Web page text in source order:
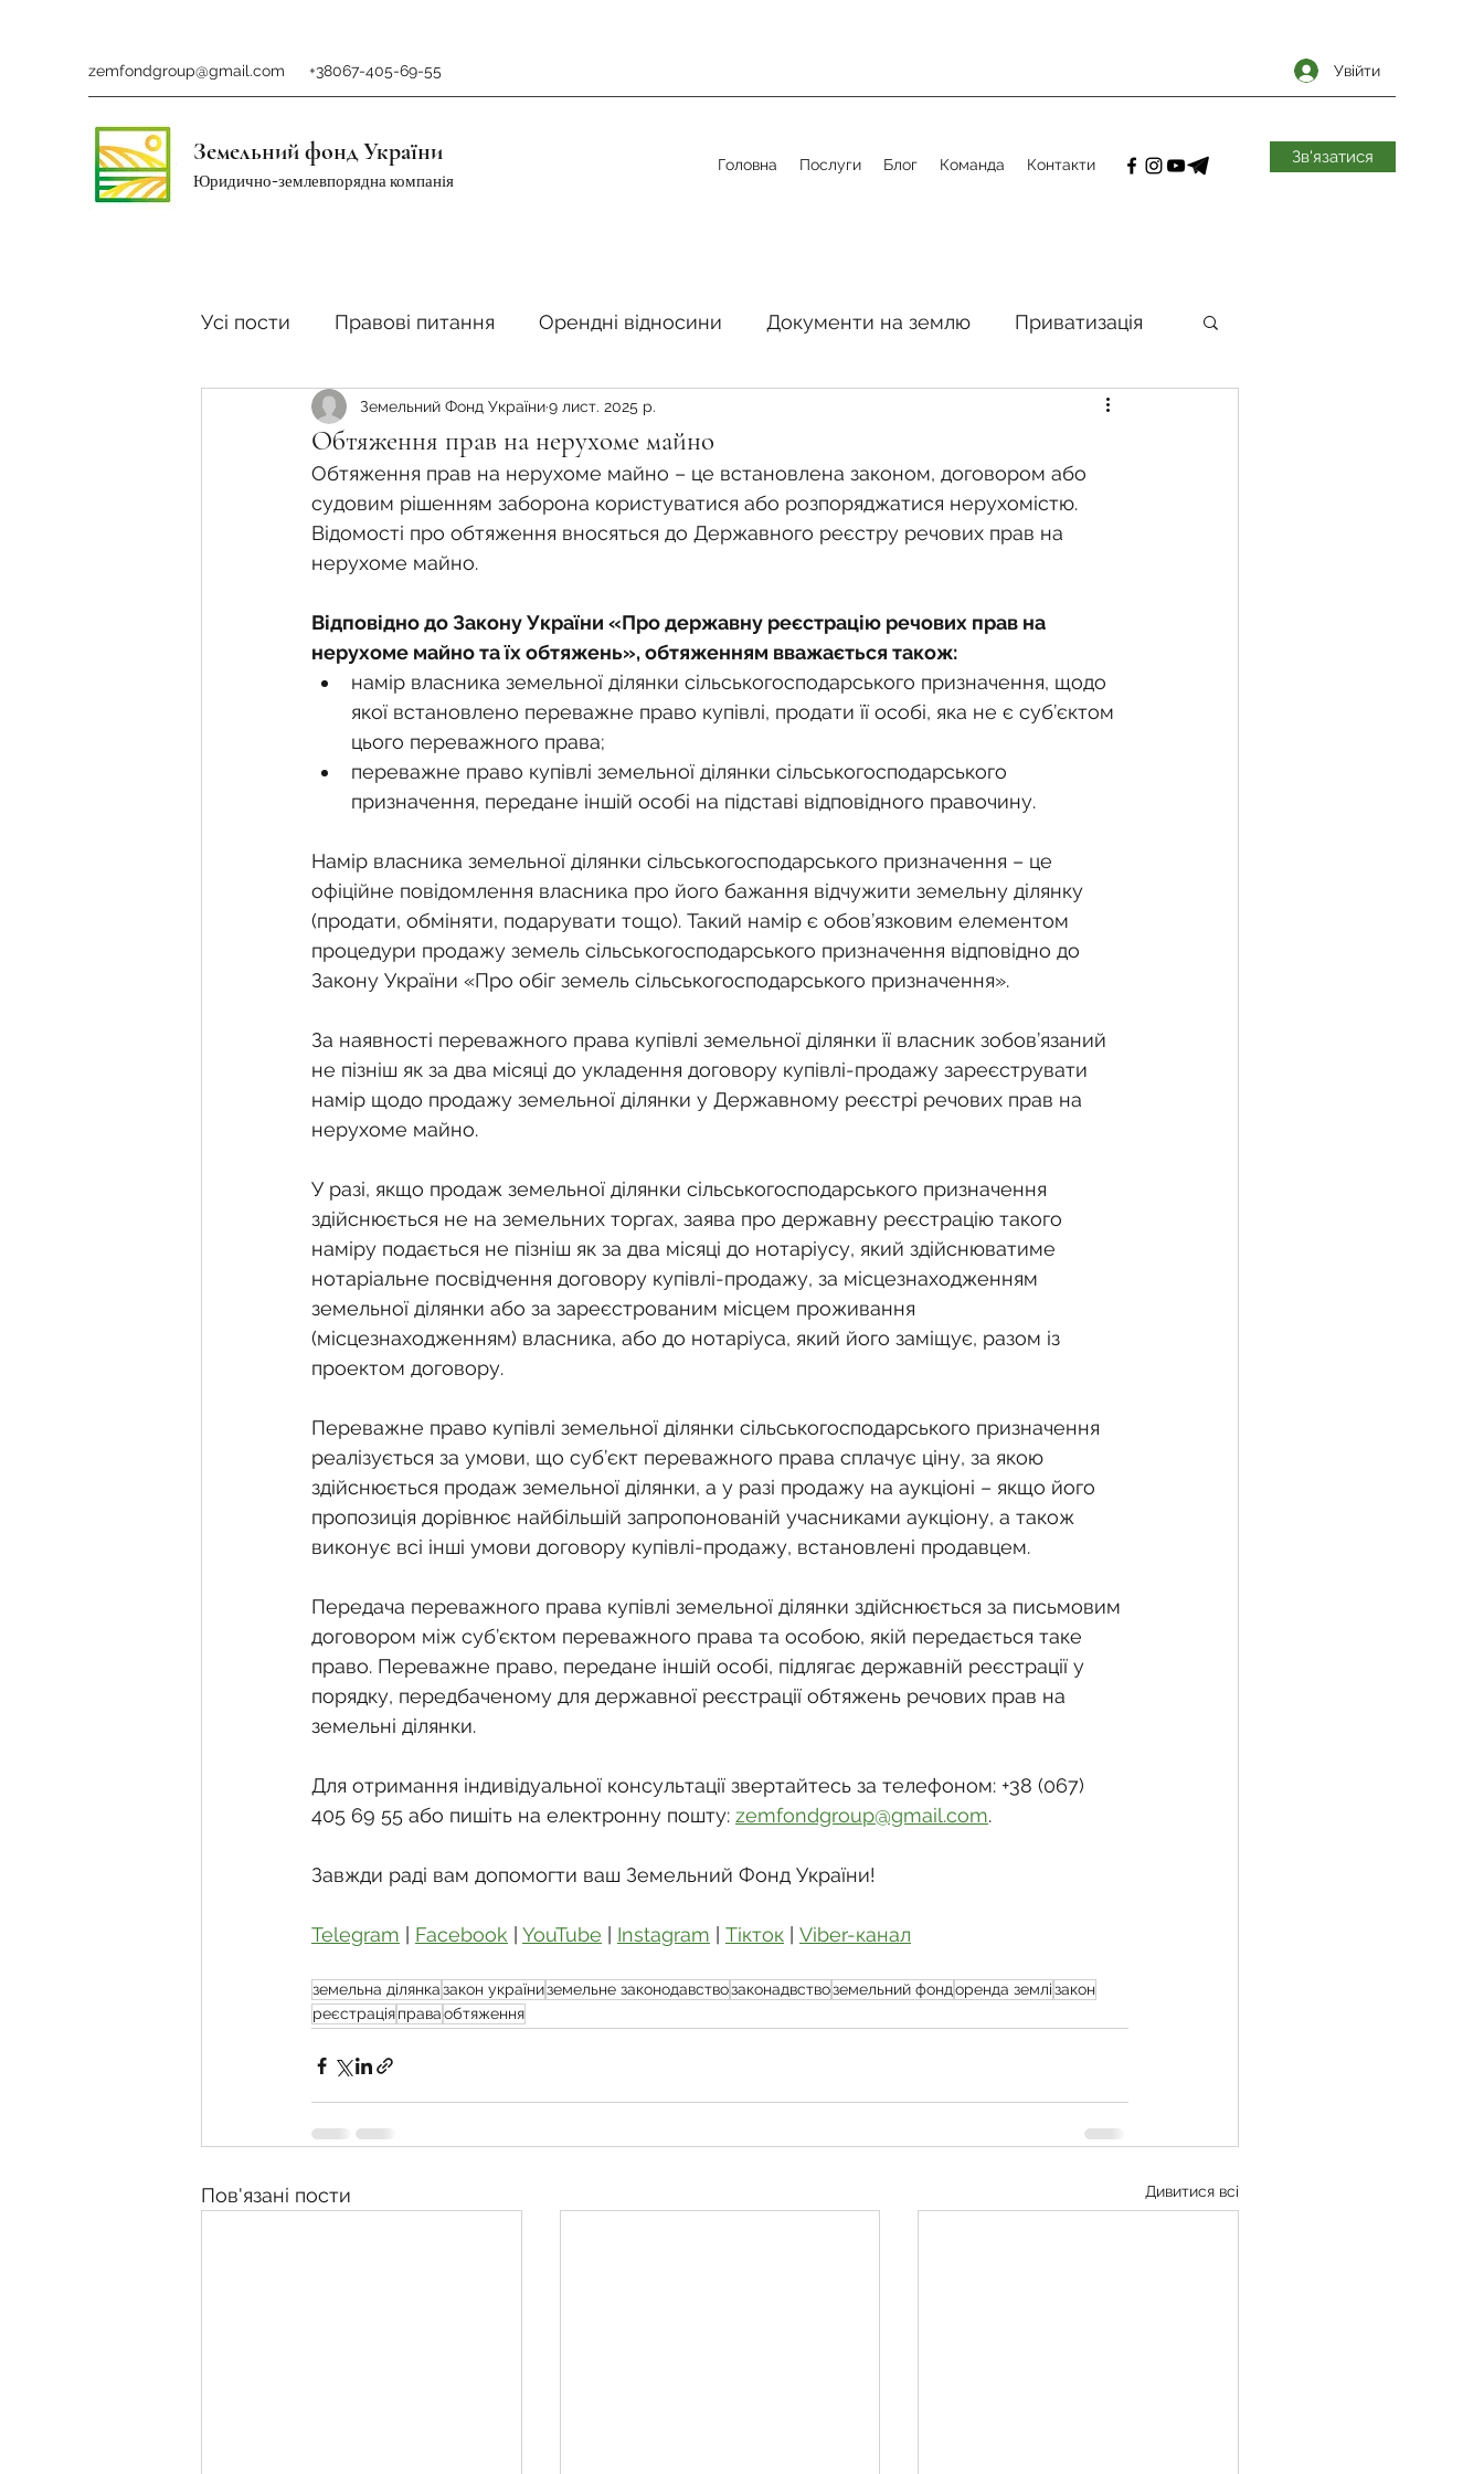
zemfondgroup@gmail.com +38067-405-69-55 Увійти
Земельний фонд України
Юридично-землевпорядна компанія
Головна Послуги Блог Команда Контакти Зв'язатися
Усі пости Правові питання Орендні відносини Документи на землю Приватизація
Ринок землі Податки стосовно земельної сфери Органи місцевого самоврядування
Фермерське господарство Спадкування земельної ділянки
Нормативно-грошова оцінка Суд Будівництво Встановлення меж земельної ділянки
Державна реєстрація земельних прав Юридичні питання у воєнний час
Загальні правові питання
Обтяження прав на нерухоме майно
Земельний Фонд України9 лист. 2025 р.
Обтяження прав на нерухоме майно – це встановлена законом, договором або
судовим рішенням заборона користуватися або розпоряджатися нерухомістю.
Відомості про обтяження вносяться до Державного реєстру речових прав на
нерухоме майно.
Відповідно до Закону України «Про державну реєстрацію речових прав на
нерухоме майно та їх обтяжень», обтяженням вважається також:
намір власника земельної ділянки сільськогосподарського призначення, щодо
якої встановлено переважне право купівлі, продати її особі, яка не є суб’єктом
цього переважного права;
переважне право купівлі земельної ділянки сільськогосподарського
призначення, передане іншій особі на підставі відповідного правочину.
Намір власника земельної ділянки сільськогосподарського призначення – це
офіційне повідомлення власника про його бажання відчужити земельну ділянку
(продати, обміняти, подарувати тощо). Такий намір є обов’язковим елементом
процедури продажу земель сільськогосподарського призначення відповідно до
Закону України «Про обіг земель сільськогосподарського призначення».
За наявності переважного права купівлі земельної ділянки її власник зобов’язаний
не пізніш як за два місяці до укладення договору купівлі-продажу зареєструвати
намір щодо продажу земельної ділянки у Державному реєстрі речових прав на
нерухоме майно.
У разі, якщо продаж земельної ділянки сільськогосподарського призначення
здійснюється не на земельних торгах, заява про державну реєстрацію такого
наміру подається не пізніш як за два місяці до нотаріусу, який здійснюватиме
нотаріальне посвідчення договору купівлі-продажу, за місцезнаходженням
земельної ділянки або за зареєстрованим місцем проживання
(місцезнаходженням) власника, або до нотаріуса, який його заміщує, разом із
проектом договору.
Переважне право купівлі земельної ділянки сільськогосподарського призначення
реалізується за умови, що суб’єкт переважного права сплачує ціну, за якою
здійснюється продаж земельної ділянки, а у разі продажу на аукціоні – якщо його
пропозиція дорівнює найбільшій запропонованій учасниками аукціону, а також
виконує всі інші умови договору купівлі-продажу, встановлені продавцем.
Передача переважного права купівлі земельної ділянки здійснюється за письмовим
договором між суб’єктом переважного права та особою, якій передається таке
право. Переважне право, передане іншій особі, підлягає державній реєстрації у
порядку, передбаченому для державної реєстрації обтяжень речових прав на
земельні ділянки.
Для отримання індивідуальної консультації звертайтесь за телефоном: +38 (067)
405 69 55 або пишіть на електронну пошту: zemfondgroup@gmail.com.
Завжди раді вам допомогти ваш Земельний Фонд України!
Telegram Facebook YouTube Instagram Тікток Viber-канал
земельна ділянказакон україниземельне законодавствозаконадвствоземельний фондоренда землізакон
реєстраціяправаобтяження
Пов'язані пости Дивитися всі